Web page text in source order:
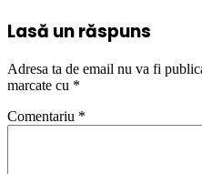
Lasă un răspuns
Adresa ta de email nu va fi
marcate cu *
Comentariu *